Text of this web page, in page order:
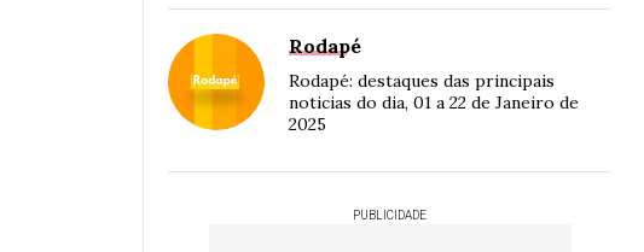
Rodapé
Rodapé: destaques das principais
noticias do dia, 01 a 22 de Janeiro de
2025
PUBLICIDADE